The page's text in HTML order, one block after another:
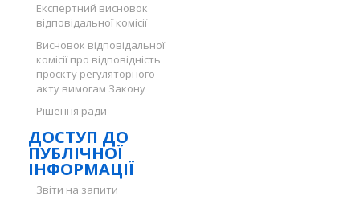
Експертний висновок
відповідальної комісії
Висновок відповідальної
комісії про відповідність
проєкту регуляторного
акту вимогам Закону
Рішення ради
ДОСТУП ДО
ПУБЛІЧНОЇ
ІНФОРМАЦІЇ
Звіти на запити